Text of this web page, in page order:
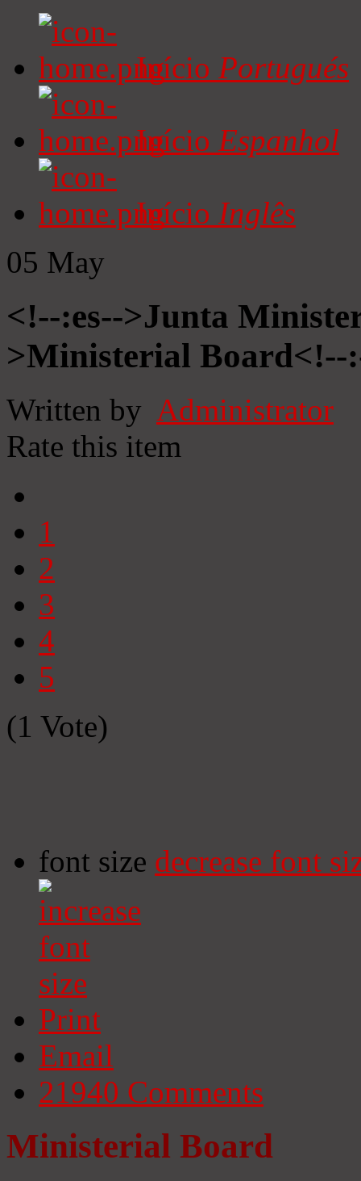
Início Portugués
Início Espanhol
Início Inglês
05 May
<!--:es-->Junta
>Ministerial Board<!--
Written by Administrator
Rate this item
1
2
3
4
5
(1 Vote)
font size decrease font
Print
Email
21940 Comments
Ministerial Board